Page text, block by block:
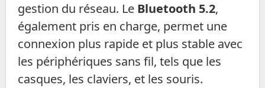
gestion du réseau. Le Bluetooth 5.2,
également pris en charge, permet une
connexion plus rapide et plus stable avec
les périphériques sans fil, tels que les
casques, les claviers, et les souris.